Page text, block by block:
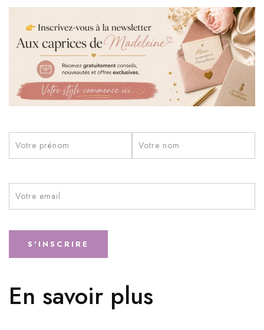
En savoir plus